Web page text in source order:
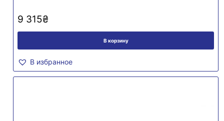
9 315₴
В корзину
В избранное